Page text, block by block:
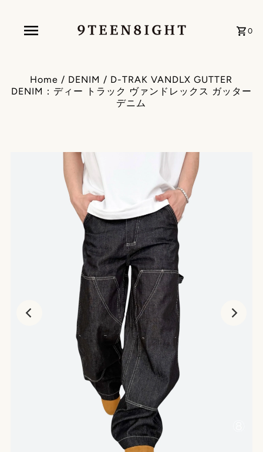
0
Home / DENIM / D-TRAK VANDLX GUTTER
DENIM：ディー トラック ヴァンドレックス ガッター
デニム